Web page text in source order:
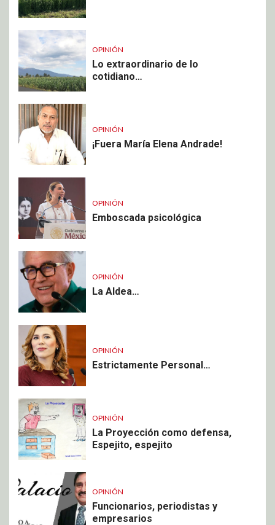
OPINIÓN
Lo extraordinario de lo
cotidiano…
OPINIÓN
¡Fuera María Elena Andrade!
OPINIÓN
Emboscada psicológica
OPINIÓN
La Aldea…
OPINIÓN
Estrictamente Personal…
OPINIÓN
La Proyección como defensa,
Espejito, espejito
OPINIÓN
Funcionarios, periodistas y
empresarios